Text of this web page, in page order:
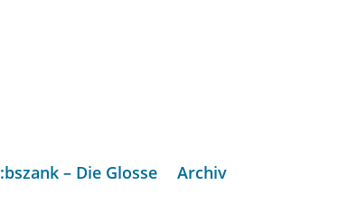
:bszank – Die Glosse Archiv